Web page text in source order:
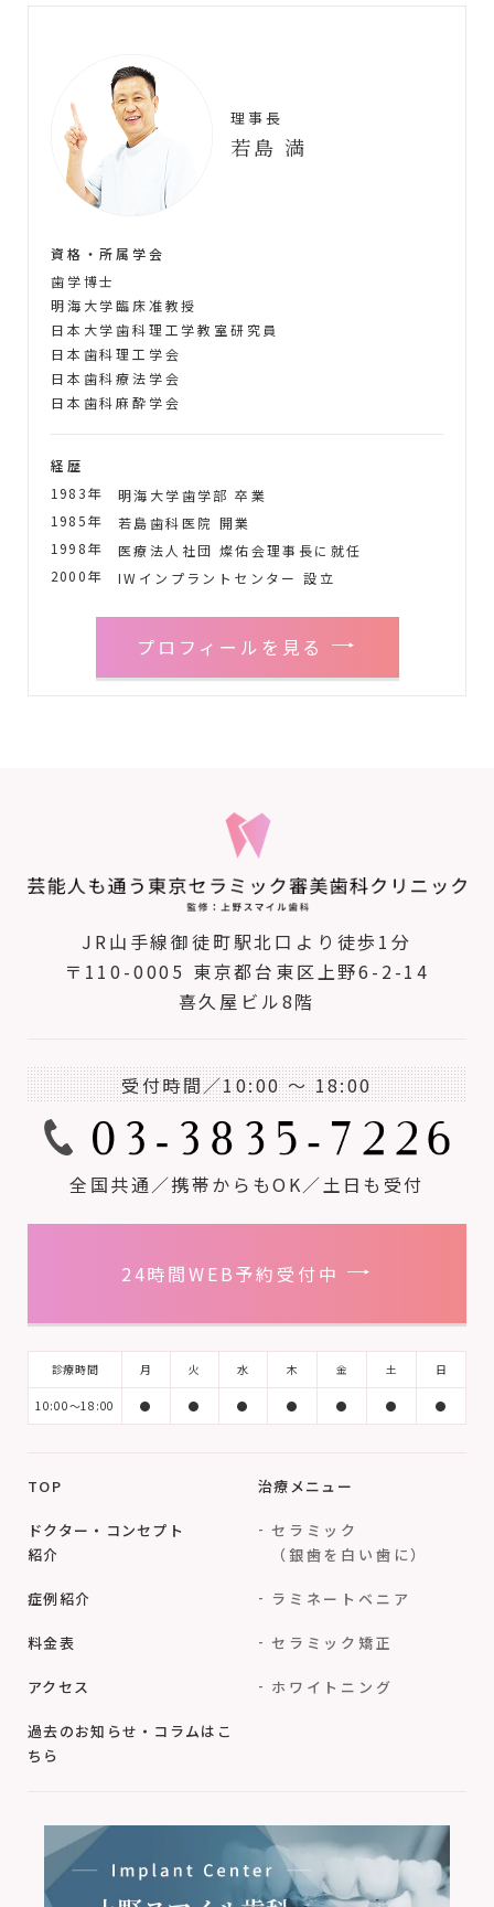
理事長
若島 満
資格・所属学会
歯学博士
明海大学臨床准教授
日本大学歯科理工学教室研究員
日本歯科理工学会
日本歯科療法学会
日本歯科麻酔学会
経歴
1983年
明海大学歯学部 卒業
1985年
若島歯科医院 開業
1998年
医療法人社団 燦佑会理事長に就任
2000年
IWインプラントセンター 設立
プロフィールを見る
JR山手線御徒町駅北口より徒歩1分
〒110-0005 東京都台東区上野6-2-14
喜久屋ビル8階
受付時間／10:00 ～ 18:00
全国共通／携帯からもOK／土日も受付
24時間WEB予約受付中
診療時間 月 火 水 木 金 土 日
10:00～18:00 ● ● ● ● ● ● ●
TOP
ドクター・コンセプト
紹介
症例紹介
料金表
アクセス
過去のお知らせ・コラムはこ
ちら
治療メニュー
セラミック
（銀歯を白い歯に）
ラミネートベニア
セラミック矯正
ホワイトニング